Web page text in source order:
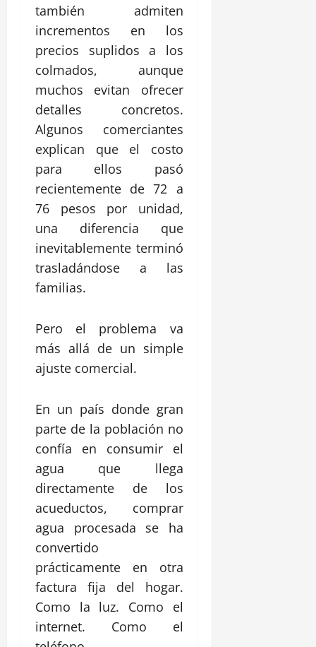
también admiten
incrementos en los
precios suplidos a los
colmados, aunque
muchos evitan ofrecer
detalles concretos.
Algunos comerciantes
explican que el costo
para ellos pasó
recientemente de 72 a
76 pesos por unidad,
una diferencia que
inevitablemente terminó
trasladándose a las
familias.
Pero el problema va
más allá de un simple
ajuste comercial.
En un país donde gran
parte de la población no
confía en consumir el
agua que llega
directamente de los
acueductos, comprar
agua procesada se ha
convertido
prácticamente en otra
factura fija del hogar.
Como la luz. Como el
internet. Como el